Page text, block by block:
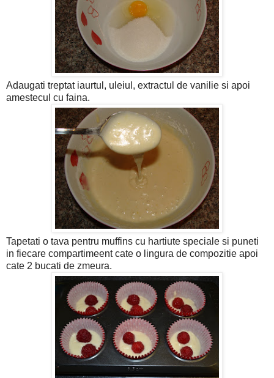
Adaugati treptat iaurtul, uleiul, extractul de vanilie si apoi
amestecul cu faina.
Tapetati o tava pentru muffins cu hartiute speciale si puneti
in fiecare compartimeent cate o lingura de compozitie apoi
cate 2 bucati de zmeura.